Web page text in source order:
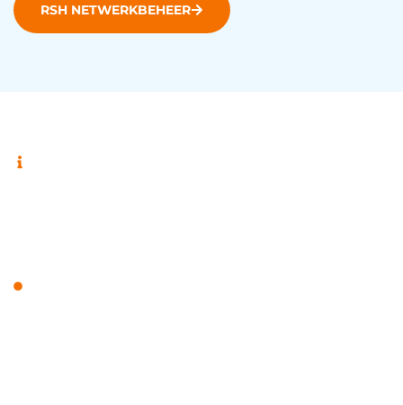
RSH NETWERKBEHEER